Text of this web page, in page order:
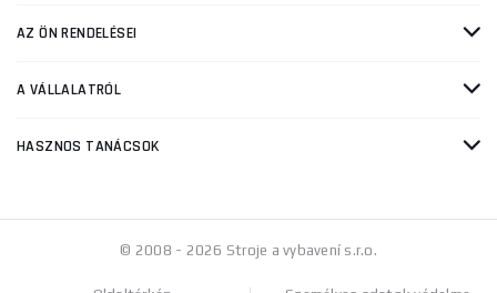
AZ ÖN RENDELÉSEI
A VÁLLALATRÓL
HASZNOS TANÁCSOK
© 2008 - 2026 Stroje a vybavení s.r.o.